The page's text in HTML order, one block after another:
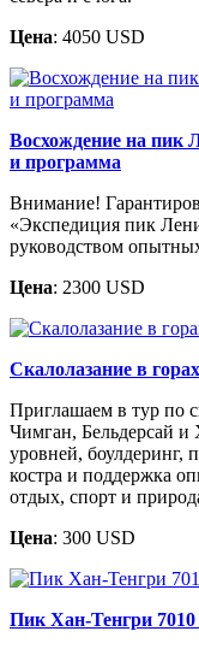
Цена: 4050 USD
Восхождение на пик
и программа
Внимание!
«Экспедиция пик
руководством
Цена: 2300 USD
Скалолазание в
Приглашаем в тур по
Чимган, Бельдерсай
уровней, боулдеринг,
костра и поддержка
отдых, спорт и
Цена: 300 USD
Пик Хан-Тенгри 7010